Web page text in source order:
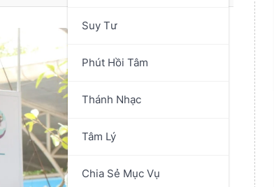
Suy Tư
Phút Hồi Tâm
Thánh Nhạc
Tâm Lý
Chia Sẻ Mục Vụ